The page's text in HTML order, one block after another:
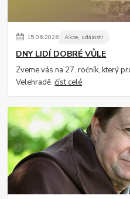
15.06.2026 Akce, události
DNY LIDÍ DOBRÉ VŮLE
Zveme vás na 27. ročník, který
Velehradě.číst celé